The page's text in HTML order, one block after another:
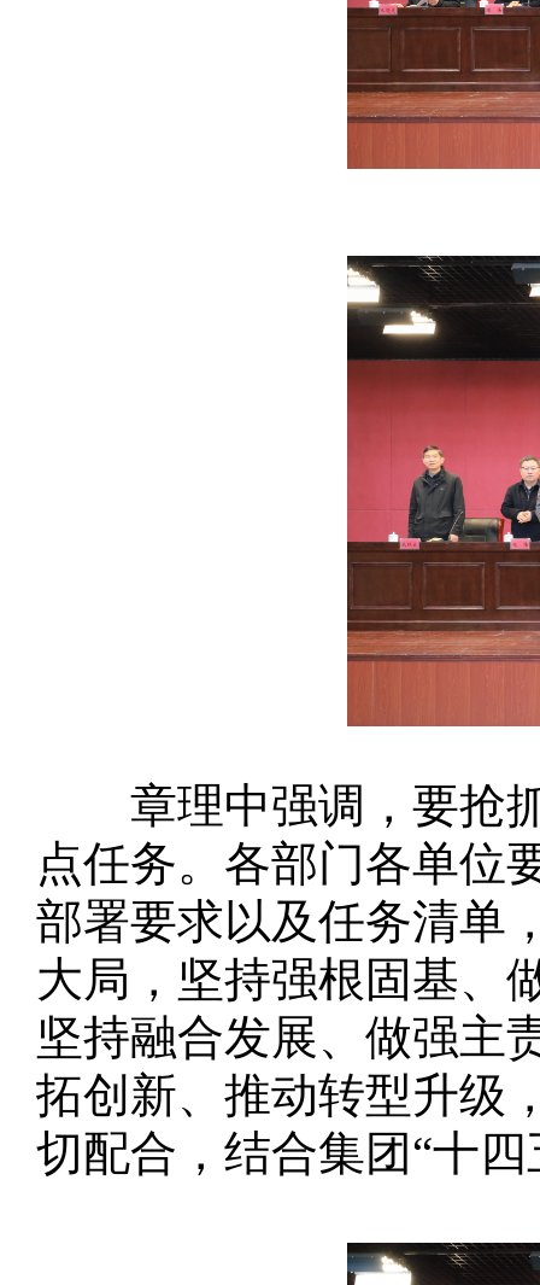
章理中强调，要抢抓
点任务。各部门各单位
部署要求以及任务清单
大局，坚持强根固基、
坚持融合发展、做强主
拓创新、推动转型升级
切配合，结合集团“十